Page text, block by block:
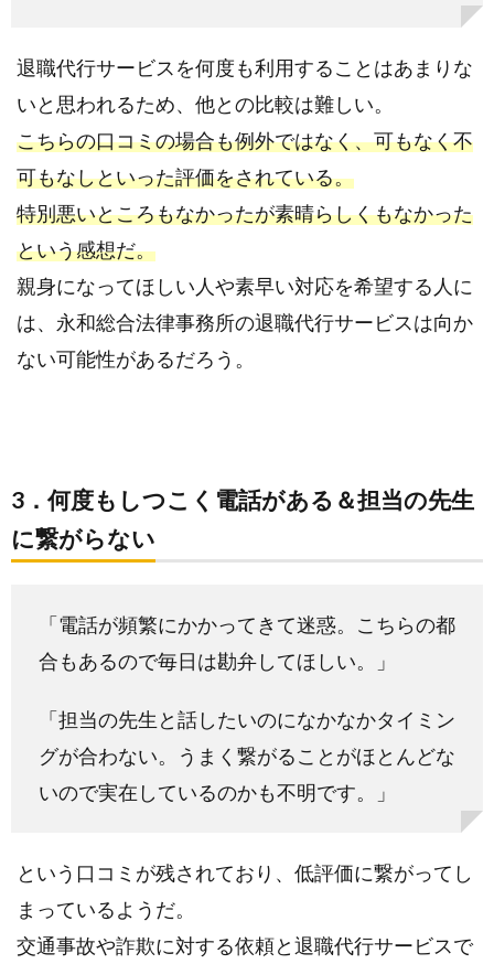
い
4.2.
2．ホ
ペー
ジが
無
情報
が少
ない
退職代行サービスを何度も利用することはあまりな
いと思われるため、他との比較は難しい。
こちらの口コミの場合も例外ではなく、可もなく不
可もなしといった評価をされている。
特別悪いところもなかったが素晴らしくもなかった
という感想だ。
親身になってほしい人や素早い対応を希望する人に
は、永和総合法律事務所の退職代行サービスは向か
ない可能性があるだろう。
3．何度もしつこく電話がある＆担当の先生
に繋がらない
「電話が頻繁にかかってきて迷惑。こちらの都
合もあるので毎日は勘弁してほしい。」
「担当の先生と話したいのになかなかタイミン
グが合わない。うまく繋がることがほとんどな
いので実在しているのかも不明です。」
という口コミが残されており、低評価に繋がってし
まっているようだ。
交通事故や詐欺に対する依頼と退職代行サービスで